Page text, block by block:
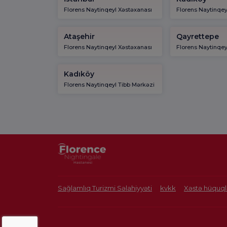
Florens Naytinqeyl Xəstəxanası Florens
Ataşehir
Florens Naytinqeyl Xəstəxanası
Qayrettepe
Florens
Kadıköy
Florens Naytinqeyl Tibb Mərkəzi
Sağlamlıq Turizmi Səlahiyyəti kvkk Xəstə